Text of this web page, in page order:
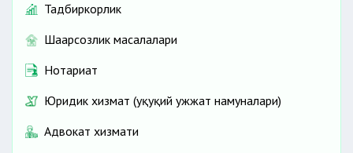
Тадбиркорлик
Шаҳарсозлик масалалари
Нотариат
Юридик хизмат (ҳуқуқий ҳужжат намуналари)
Адвокат хизмати